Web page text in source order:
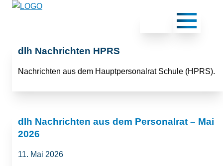
dlh Nachrichten HPRS
Nachrichten aus dem Hauptpersonalrat Schule (HPRS).
dlh Nachrichten aus dem Personalrat – Mai
2026
11. Mai 2026